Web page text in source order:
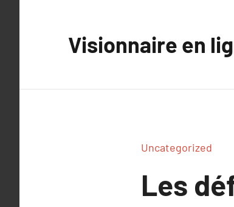
Visionnaire en
Uncategorized
Les